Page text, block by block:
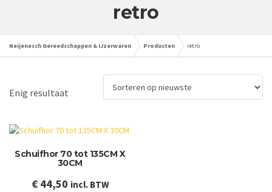
retro
Neijenesch Gereedschappen & IJzerwaren Producten retro
Enig resultaat
Schuifhor 70 tot 135CM X
30CM
€44,50 incl. BTW